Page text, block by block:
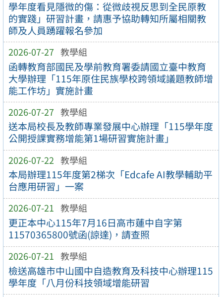
學年度看見隱微的傷：從微歧視反思到全民原教
的實踐」研習計畫，請惠予協助轉知所屬相關教
師及人員踴躍報名參加
2026-07-27 教學組
函轉教育部國民及學前教育署委請國立臺中教育
大學辦理「115年原住民族學校跨領域議題教師增
能工作坊」實施計畫
2026-07-27 教學組
送本局校長及教師專業發展中心辦理「115學年度
公開授課實務增能第1場研習實施計畫」
2026-07-22 教學組
本局辦理115年度第2梯次「Edcafe AI教學輔助平
台應用研習」一案
2026-07-21 教學組
更正本中心115年7月16日高市蓮中自字第
11570365800號函(諒達)，請查照
2026-07-21 教學組
檢送高雄市中山國中自造教育及科技中心辦理115
學年度「八月份科技領域增能研習